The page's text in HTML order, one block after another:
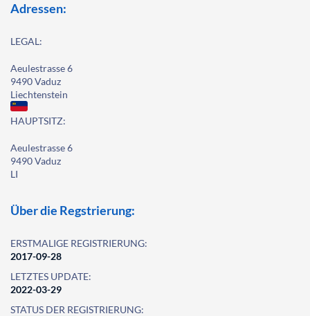
Adressen:
LEGAL:
Aeulestrasse 6
9490 Vaduz
Liechtenstein
HAUPTSITZ:
Aeulestrasse 6
9490 Vaduz
LI
Über die Regstrierung:
ERSTMALIGE REGISTRIERUNG:
2017-09-28
LETZTES UPDATE:
2022-03-29
STATUS DER REGISTRIERUNG: